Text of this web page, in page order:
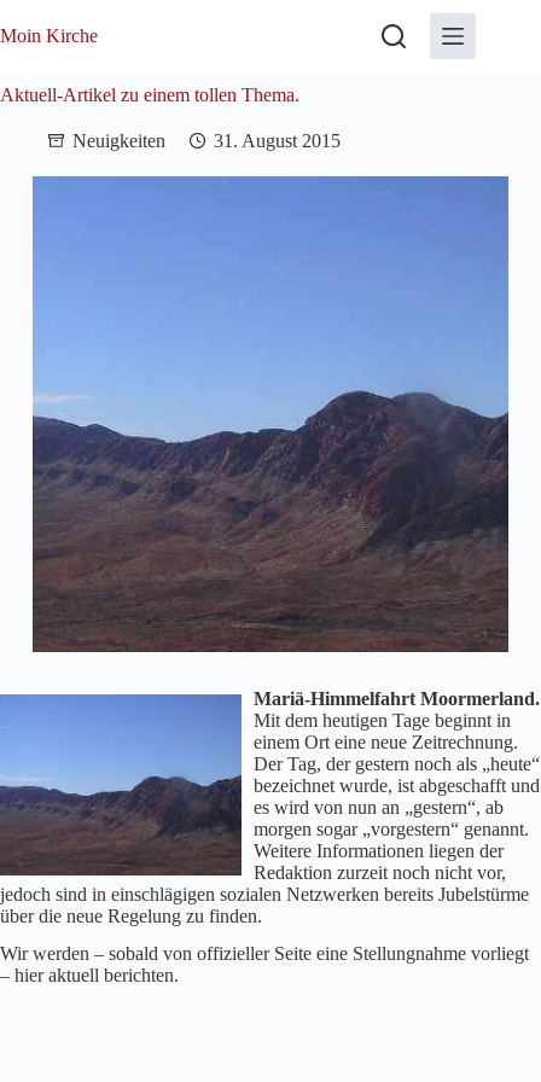
Inhalt
Moin Kirche
Aktuell-Artikel zu einem tollen Thema.
Neuigkeiten 31. August 2015
Mariä-Himmelfahrt Moormerland.
Mit dem heutigen Tage beginnt in
einem Ort eine neue Zeitrechnung.
Der Tag, der gestern noch als „heute“
bezeichnet wurde, ist abgeschafft und
es wird von nun an „gestern“, ab
morgen sogar „vorgestern“ genannt.
Weitere Informationen liegen der
Redaktion zurzeit noch nicht vor,
jedoch sind in einschlägigen sozialen Netzwerken bereits Jubelstürme
über die neue Regelung zu finden.
Wir werden – sobald von offizieller Seite eine Stellungnahme vorliegt
– hier aktuell berichten.